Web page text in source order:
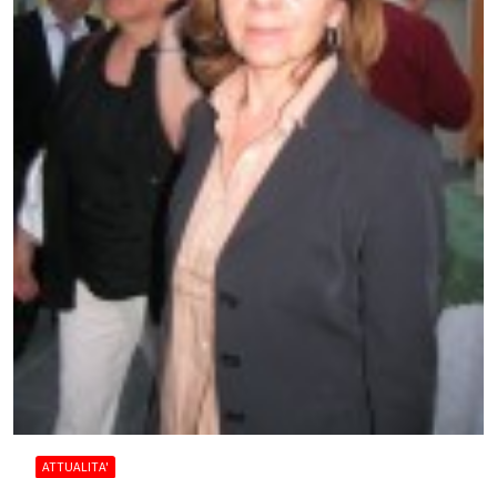
ATTUALITA'